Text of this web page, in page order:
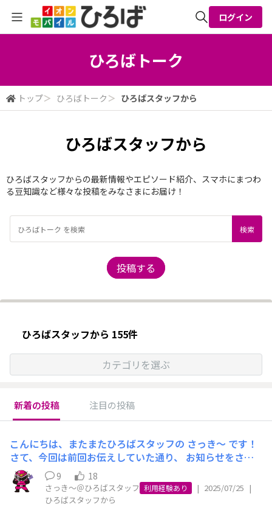
ログイン
ひろばトーク
トップ＞ ひろばトーク ＞ ひろばスタッフから
ひろばスタッフから
ひろばスタッフからの最新情報やエピソード紹介、スマホにまつわ
る豆知識など様々な投稿をみなさまにお届け！
投稿する
ひろばスタッフから 155件
カテゴリを選ぶ
新着の投稿 注目の投稿
こんにちは、またまたひろばスタッフの さっき～ です！
さて、今回は前回お伝えしていた通り、 お知らせをさせ
てください📢✨ イオンモバイルひろば の リニューアルオ
ープン が 8月8日（金） に決定しました🎉 「もっと気軽
に！・もっとつながる！・もっとおトクに！」をコンセプ
9 18
さっき～＠ひろばスタッフ 利用経験あり | 2025/07/25 |
ひろばスタッフから